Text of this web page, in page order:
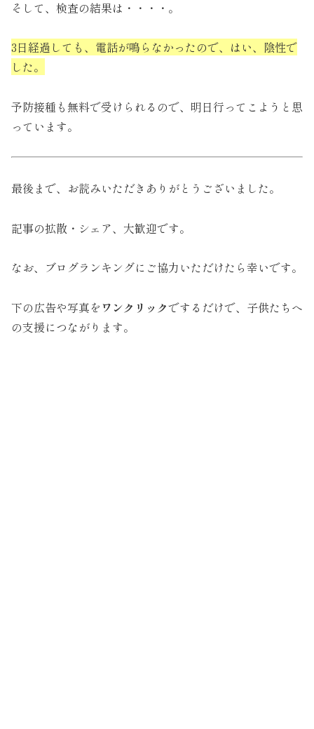
そして、検査の結果は・・・・。
3日経過しても、電話が鳴らなかったので、はい、陰性で
した。
予防接種も無料で受けられるので、明日行ってこようと思
っています。
最後まで、お読みいただきありがとうございました。
記事の拡散・シェア、大歓迎です。
なお、ブログランキングにご協力いただけたら幸いです。
下の広告や写真をワンクリックでするだけで、子供たちへ
の支援につながります。